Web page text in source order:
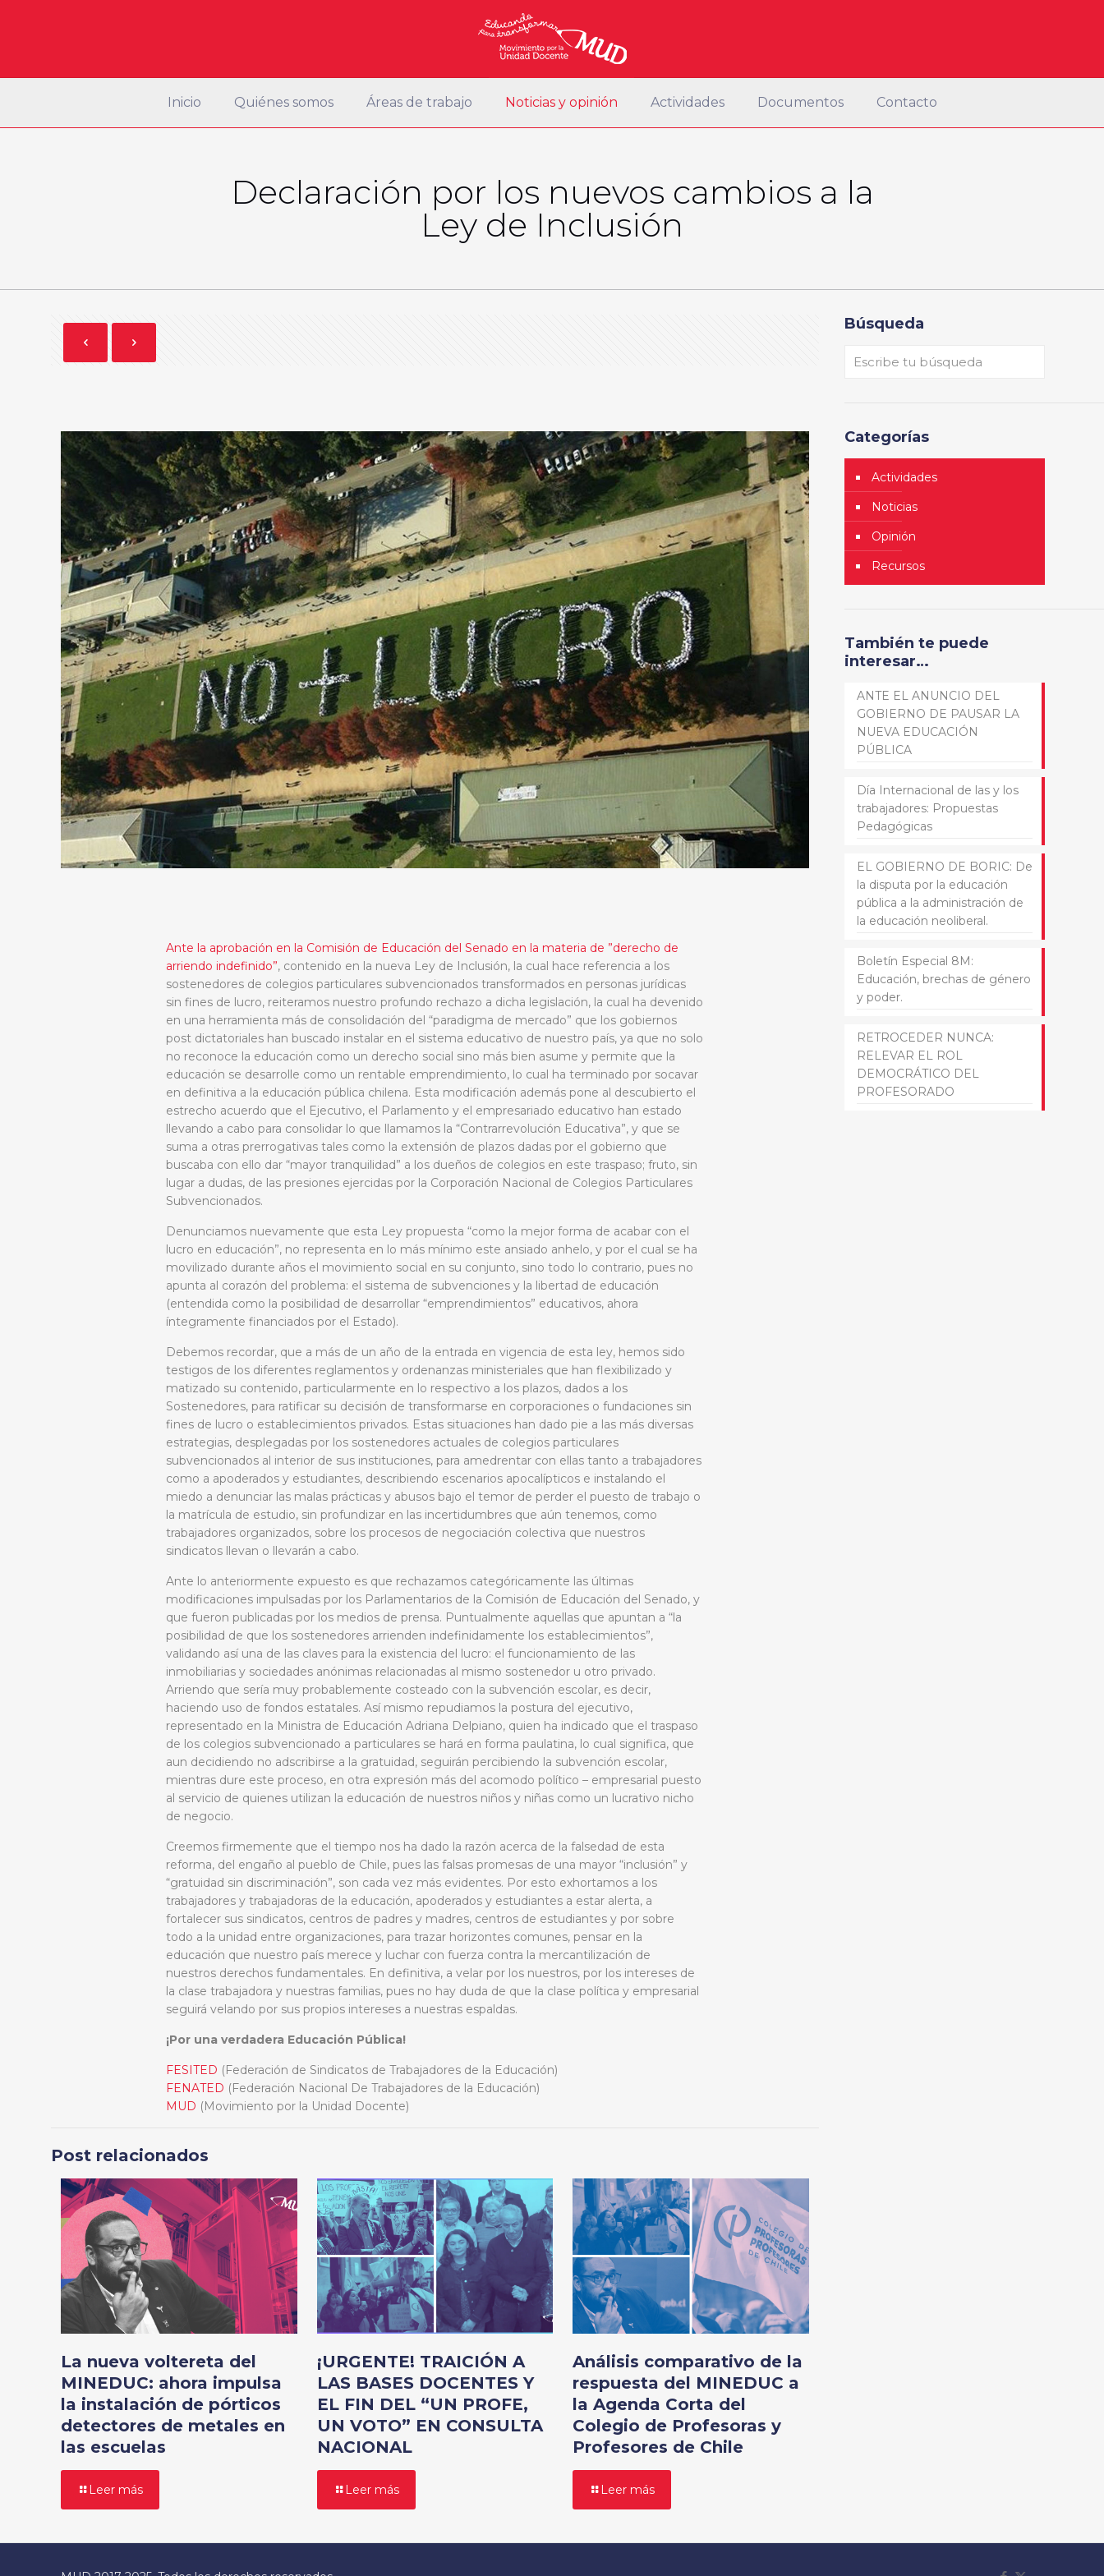
Inicio Quiénes somos Áreas de trabajo Noticias y opinión Actividades Documentos Contacto
Declaración por los nuevos cambios a la
Ley de Inclusión
Ante la aprobación en la Comisión de Educación del Senado en la materia de ”derecho de
arriendo indefinido”, contenido en la nueva Ley de Inclusión, la cual hace referencia a los
sostenedores de colegios particulares subvencionados transformados en personas jurídicas
sin fines de lucro, reiteramos nuestro profundo rechazo a dicha legislación, la cual ha devenido
en una herramienta más de consolidación del “paradigma de mercado” que los gobiernos
post dictatoriales han buscado instalar en el sistema educativo de nuestro país, ya que no solo
no reconoce la educación como un derecho social sino más bien asume y permite que la
educación se desarrolle como un rentable emprendimiento, lo cual ha terminado por socavar
en definitiva a la educación pública chilena. Esta modificación además pone al descubierto el
estrecho acuerdo que el Ejecutivo, el Parlamento y el empresariado educativo han estado
llevando a cabo para consolidar lo que llamamos la “Contrarrevolución Educativa”, y que se
suma a otras prerrogativas tales como la extensión de plazos dadas por el gobierno que
buscaba con ello dar “mayor tranquilidad” a los dueños de colegios en este traspaso; fruto, sin
lugar a dudas, de las presiones ejercidas por la Corporación Nacional de Colegios Particulares
Subvencionados.
Denunciamos nuevamente que esta Ley propuesta“como la mejor forma de acabar con el
lucro en educación”, no representa en lo más mínimo este ansiado anhelo, y por el cual se ha
movilizado durante años el movimiento social en su conjunto, sino todo lo contrario, pues no
apunta al corazón del problema: el sistema de subvenciones y la libertad de educación
(entendida como la posibilidad de desarrollar “emprendimientos” educativos, ahora
íntegramente financiados por el Estado).
Debemos recordar, que a más de un año de la entrada en vigencia de esta ley, hemos sido
testigos de los diferentes reglamentos y ordenanzas ministeriales que han flexibilizado y
matizado su contenido, particularmente en lo respectivo a los plazos, dados a los
Sostenedores, para ratificar su decisión de transformarse en corporaciones o fundaciones sin
fines de lucro o establecimientos privados. Estas situaciones han dado pie a las más diversas
estrategias, desplegadas por los sostenedores actuales de colegios particulares
subvencionados al interior de sus instituciones, para amedrentar con ellas tanto a trabajadores
como a apoderados y estudiantes, describiendo escenarios apocalípticos e instalando el
miedo a denunciar las malas prácticas y abusos bajo el temor de perder el puesto de trabajo o
la matrícula de estudio, sin profundizar en las incertidumbres que aún tenemos, como
trabajadores organizados, sobre los procesos de negociación colectiva que nuestros
sindicatos llevan o llevarán a cabo.
Ante lo anteriormente expuesto es que rechazamos categóricamente las últimas
modificaciones impulsadas por los Parlamentarios de la Comisión de Educación del Senado, y
que fueron publicadas por los medios de prensa. Puntualmente aquellas que apuntan a “la
posibilidad de que los sostenedores arrienden indefinidamente los establecimientos”,
validando así una de las claves para la existencia del lucro: el funcionamiento de las
inmobiliarias y sociedades anónimas relacionadas al mismo sostenedor u otro privado.
Arriendo que sería muy probablemente costeado con la subvención escolar, es decir,
haciendo uso de fondos estatales. Así mismo repudiamos la postura del ejecutivo,
representado en la Ministra de Educación Adriana Delpiano, quien ha indicado que el traspaso
de los colegios subvencionado a particulares se hará en forma paulatina, lo cual significa, que
aun decidiendo no adscribirse a la gratuidad, seguirán percibiendo la subvención escolar,
mientras dure este proceso, en otra expresión más del acomodo político – empresarial puesto
al servicio de quienes utilizan la educación de nuestros niños y niñas como un lucrativo nicho
de negocio.
Creemos firmemente que el tiempo nos ha dado la razón acerca de la falsedad de esta
reforma, del engaño al pueblo de Chile, pues las falsas promesas de una mayor “inclusión” y
“gratuidad sin discriminación”, son cada vez más evidentes. Por esto exhortamos a los
trabajadores y trabajadoras de la educación, apoderados y estudiantes a estar alerta, a
fortalecer sus sindicatos, centros de padres y madres, centros de estudiantes y por sobre
todo a la unidad entre organizaciones, para trazar horizontes comunes, pensar en la
educación que nuestro país merece y luchar con fuerza contra la mercantilización de
nuestros derechos fundamentales. En definitiva, a velar por los nuestros, por los intereses de
la clase trabajadora y nuestras familias, pues no hay duda de que la clase política y empresarial
seguirá velando por sus propios intereses a nuestras espaldas.
¡Por una verdadera Educación Pública!
FESITED (Federación de Sindicatos de Trabajadores de la Educación)
FENATED (Federación Nacional De Trabajadores de la Educación)
MUD (Movimiento por la Unidad Docente)
Post relacionados
La nueva voltereta del
MINEDUC: ahora impulsa
la instalación de pórticos
detectores de metales en
las escuelas
Leer más
¡URGENTE! TRAICIÓN A
LAS BASES DOCENTES Y
EL FIN DEL “UN PROFE,
UN VOTO” EN CONSULTA
NACIONAL
Leer más
Análisis comparativo de la
respuesta del MINEDUC a
la Agenda Corta del
Colegio de Profesoras y
Profesores de Chile
Leer más
Búsqueda
Categorías
Actividades
Noticias
Opinión
Recursos
También te puede
interesar…
ANTE EL ANUNCIO DEL
GOBIERNO DE PAUSAR LA
NUEVA EDUCACIÓN
PÚBLICA
Día Internacional de las y los
trabajadores: Propuestas
Pedagógicas
EL GOBIERNO DE BORIC: De
la disputa por la educación
pública a la administración de
la educación neoliberal.
Boletín Especial 8M:
Educación, brechas de género
y poder.
RETROCEDER NUNCA:
RELEVAR EL ROL
DEMOCRÁTICO DEL
PROFESORADO